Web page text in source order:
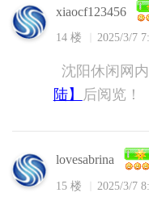
xiaocf123456
14 楼 2025/3/7
沈阳休闲网
陆】
后阅览！
lovesabrina
15 楼 2025/3/7